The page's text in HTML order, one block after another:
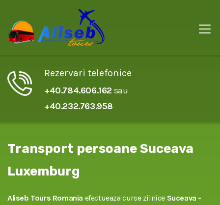
Rezervari telefonice
+40.784.606.162 sau
+40.232.763.958
Transport persoane Suceava
Luxemburg
Aliseb Tours Romania efectueaza curse zilnice Suceava -